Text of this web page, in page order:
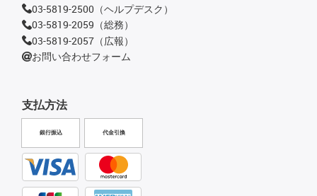
支払方法
銀行振込 代金引換
03-5819-2500（ヘルプデスク）
03-5819-2059（総務）
03-5819-2057（広報）
お問い合わせフォーム